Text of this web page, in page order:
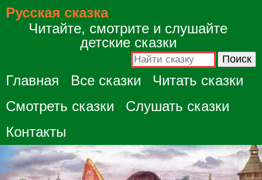
Русская сказка
Читайте, смотрите и слушайте
детские сказки
Главная Все сказки
Читать сказки
Смотреть сказки
Слушать сказки
Контакты